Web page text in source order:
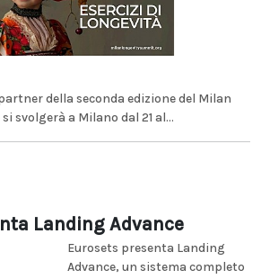
della seconda edizione del Milan
svolgerà a Milano dal 21 al...
Landing Advance
Eurosets presenta Landing
Advance, un sistema completo